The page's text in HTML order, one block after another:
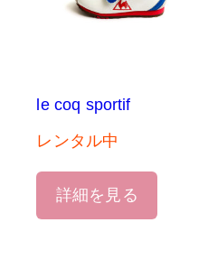
le coq sportif
レンタル中
詳細を見る